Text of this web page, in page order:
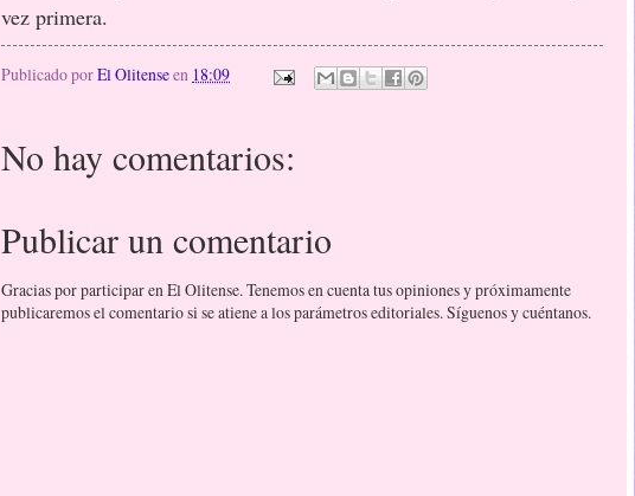
vez primera.
Publicado porEl Olitenseen 18:09
No hay comentarios:
Publicar un comentario
Gracias por participar en El Olitense. Tenemos en cuenta tus opiniones y próximamente
publicaremos el comentario si se atiene a los parámetros editoriales. Síguenos y cuéntanos.